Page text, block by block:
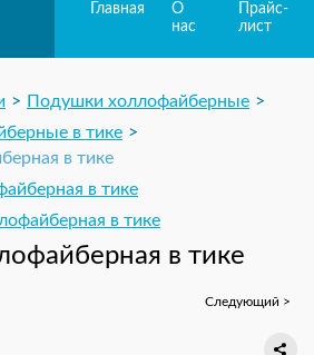
Главная
О
нас
Прайс-
лист
Подушки холлофайберные
в тике
в тике
в тике
Следующий >